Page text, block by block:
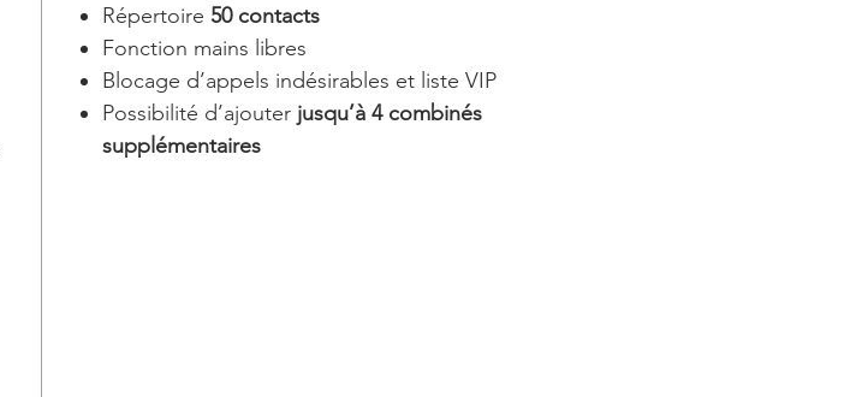
Répertoire 50 contacts
Fonction mains libres
Blocage d’appels indésirables et liste VIP
Possibilité d’ajouter jusqu’à 4 combinés
supplémentaires